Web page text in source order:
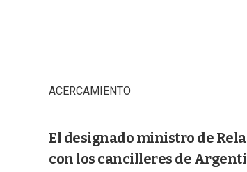
ACERCAMIENTO
El designado ministro de
con los cancilleres de